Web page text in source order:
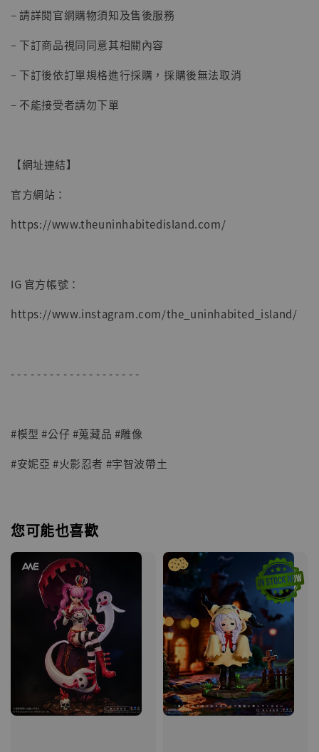
NT$ 4,980
NT$ 5,300
– 請詳閱官網購物須知及售後服務
– 下訂商品視同同意其相關內容
– 下訂後依訂單規格進行採購，採購後無法取消
– 不能接受者請勿下單
【網址連結】
官方網站：
https://www.theuninhabitedisland.com/
IG 官方帳號：
https://www.instagram.com/the_uninhabited_island/
- - - - - - - - - - - - - - - - - - - -
#模型 #公仔 #蒐藏品 #雕像
#安妮亞 #火影忍者 #宇智波帶土
您可能也喜歡